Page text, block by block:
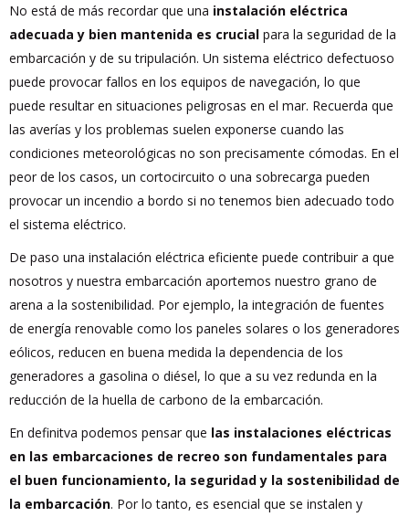
No está de más recordar que una instalación eléctrica
adecuada y bien mantenida es crucial para la seguridad de la
embarcación y de su tripulación. Un sistema eléctrico defectuoso
puede provocar fallos en los equipos de navegación, lo que
puede resultar en situaciones peligrosas en el mar. Recuerda que
las averías y los problemas suelen exponerse cuando las
condiciones meteorológicas no son precisamente cómodas. En el
peor de los casos, un cortocircuito o una sobrecarga pueden
provocar un incendio a bordo si no tenemos bien adecuado todo
el sistema eléctrico.
De paso una instalación eléctrica eficiente puede contribuir a que
nosotros y nuestra embarcación aportemos nuestro grano de
arena a la sostenibilidad. Por ejemplo, la integración de fuentes
de energía renovable como los paneles solares o los generadores
eólicos, reducen en buena medida la dependencia de los
generadores a gasolina o diésel, lo que a su vez redunda en la
reducción de la huella de carbono de la embarcación.
En definitva podemos pensar que las instalaciones eléctricas
en las embarcaciones de recreo son fundamentales para
el buen funcionamiento, la seguridad y la sostenibilidad de
la embarcación. Por lo tanto, es esencial que se instalen y